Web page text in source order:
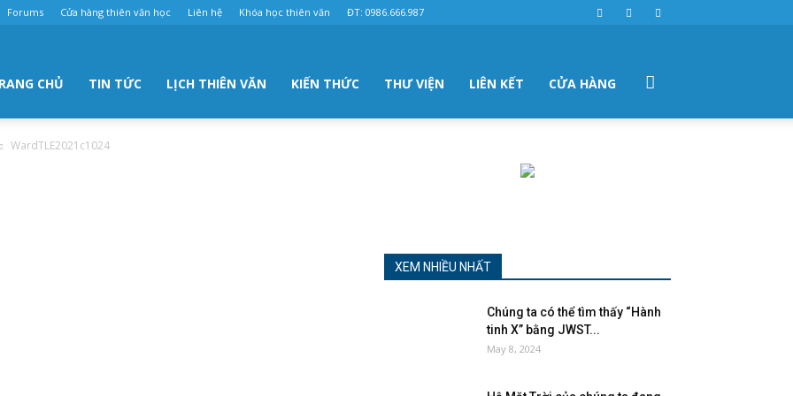
Forums Cửa hàng thiên văn học Liên hệ Khóa học thiên văn ĐT: 0986.666.987
CHỦ TIN TỨC LỊCH THIÊN VĂN KIẾN THỨC THƯ VIỆN LIÊN KẾT CỬA HÀNG
WardTLE2021c1024
XEM NHIỀU NHẤT
Chúng ta có thể tìm thấy “Hành
tinh X” bằng JWST...
May 8, 2024